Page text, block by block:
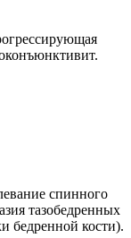
спинного
тазобедренных
бедренной кости).